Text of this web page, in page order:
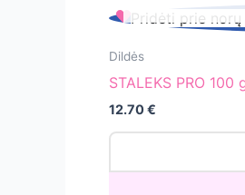
STALEKS
100
gritų
užmaunamas
nagų
abrazyvų
Pridėti prie norų
Dildės
STALEKS PRO
12.70€